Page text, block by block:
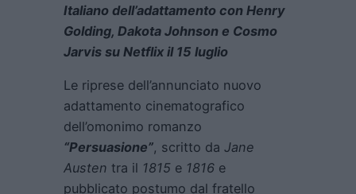
Italiano dell’adattamento con Henry
Golding, Dakota Johnson e Cosmo
Jarvis su Netflix il 15 luglio
Le riprese dell’annunciato nuovo
adattamento cinematografico
dell’omonimo romanzo
“Persuasione”, scritto da Jane
Austen tra il 1815 e 1816 e
pubblicato postumo dal fratello